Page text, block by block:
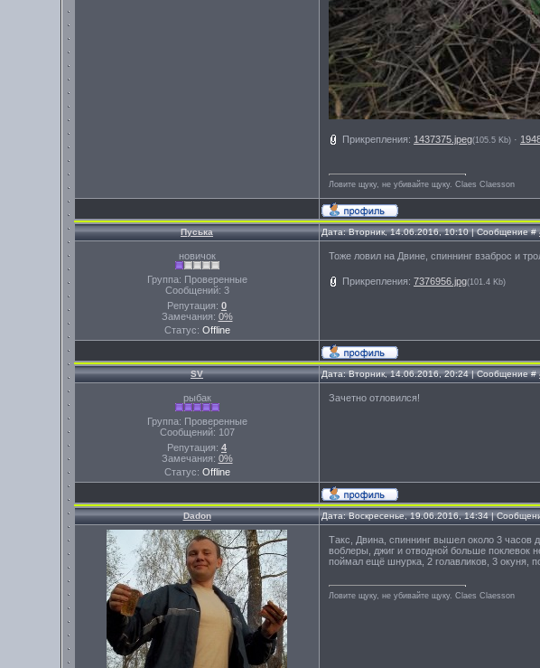
Прикрепления: 1437375.jpeg(105.5 Kb) ·
Ловите щуку, не убивайте щуку. Сlaes Сlaesson
Пуська Дата: Вторник, 14.06.2016, 10:10 | Сообщение #
новичок
Группа: Проверенные
Сообщений: 3
Репутация: 0
Замечания: 0%
Статус: Offline
Тоже ловил на Двине, спиннинг взаброс и
Прикрепления: 7376956.jpg(101.4 Kb)
SV Дата: Вторник, 14.06.2016, 20:24 | Сообщение #
рыбак
Группа: Проверенные
Сообщений: 107
Репутация: 4
Замечания: 0%
Статус: Offline
Зачетно отловился!
Dadon Дата: Воскресенье, 19.06.2016, 14:34 |
Такс, Двина, спиннинг вышел около 3 часов
воблеры, джиг и отводной больше поклевок
поймал ещё шнурка, 2 голавликов, 3 окуня,
Ловите щуку, не убивайте щуку. Сlaes Сlaesson